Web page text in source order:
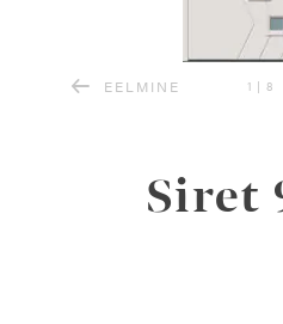
EELMINE 1 | 8
Siret